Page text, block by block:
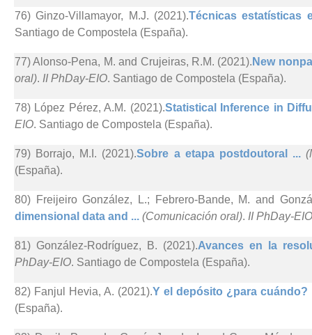
76) Ginzo-Villamayor, M.J. (2021).Técnicas estatísticas
Santiago de Compostela (España).
77) Alonso-Pena, M. and Crujeiras, R.M. (2021). New
oral). II PhDay-EIO. Santiago de Compostela (España).
78) López Pérez, A.M. (2021).Statistical Inference in
EIO. Santiago de Compostela (España).
79) Borrajo, M.I. (2021).Sobre a etapa postdoutoral ...
(España).
80) Freijeiro González, L.; Febrero-Bande, M. and
dimensional data and ... (Comunicación oral). II PhDay-EIO
81) González-Rodríguez, B. (2021).Avances en la
PhDay-EIO. Santiago de Compostela (España).
82) Fanjul Hevia, A. (2021).Y el depósito ¿para cuándo?
(España).